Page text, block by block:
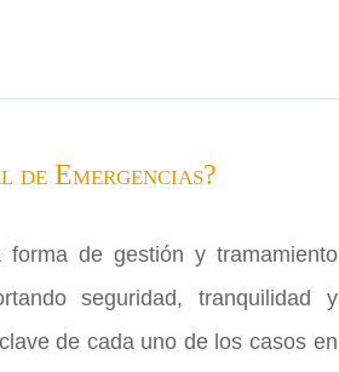
de Emergencias?
forma de gestión y tramamiento
seguridad, tranquilidad y
de cada uno de los casos en